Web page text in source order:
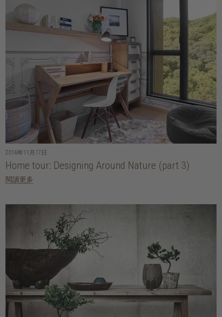
2016年11月17日
Home tour: Designing Around Nature (part 3)
閱讀更多